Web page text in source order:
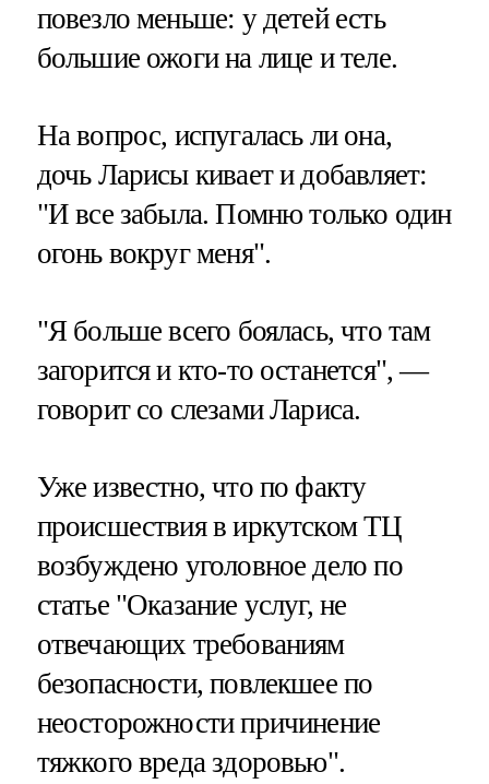
повезло меньше: у детей есть
большие ожоги на лице и теле.
На вопрос, испугалась ли она,
дочь Ларисы кивает и добавляет:
"И все забыла. Помню только один
огонь вокруг меня".
"Я больше всего боялась, что там
загорится и кто-то останется", —
говорит со слезами Лариса.
Уже известно, что по факту
происшествия в иркутском ТЦ
возбуждено уголовное дело по
статье "Оказание услуг, не
отвечающих требованиям
безопасности, повлекшее по
неосторожности причинение
тяжкого вреда здоровью".